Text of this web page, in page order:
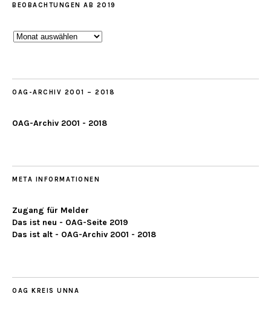
BEOBACHTUNGEN AB 2019
Beobachtungen
OAG-ARCHIV 2001 – 2018
OAG-Archiv 2001 - 2018
META INFORMATIONEN
Zugang für Melder
Das ist neu - OAG-Seite 2019
Das ist alt - OAG-Archiv 2001 - 2018
OAG KREIS UNNA